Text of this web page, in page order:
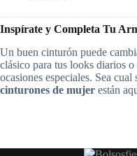
Inspírate y Completa Tu
Un buen cinturón puede
clásico para tus looks diarios
ocasiones especiales. Sea
cinturones de mujer están